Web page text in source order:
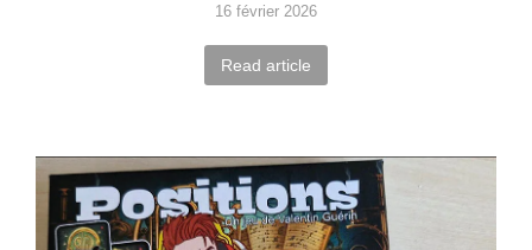
16 février 2026
Read article